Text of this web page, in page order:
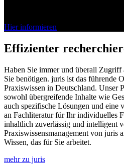
Hier informieren
Effizienter
Haben Sie immer und überall
Sie benötigen. juris ist das führende
Praxiswissen in Deutschland. Unser
sowohl übergreifende Inhalte wie
auch spezifische Lösungen und eine
an Fachliteratur für Ihr individuelles
inhaltlich zuverlässig und intelligent
Praxiswissensmanagement von juris
Wissen, das für Sie arbeitet.
mehr zu juris